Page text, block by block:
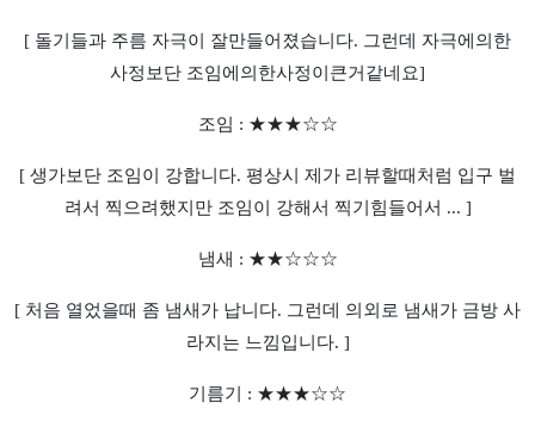
[ 돌기들과 주름 자극이 잘만들어졌습니다. 그런데 자극에의한
사정보단 조임에의한사정이큰거같네요]
조임 : ★★★☆☆
[ 생가보단 조임이 강합니다. 평상시 제가 리뷰할때처럼 입구 벌
려서 찍으려했지만 조임이 강해서 찍기힘들어서 ... ]
냄새 : ★★☆☆☆
[ 처음 열었을때 좀 냄새가 납니다. 그런데 의외로 냄새가 금방 사
라지는 느낌입니다. ]
기름기 : ★★★☆☆